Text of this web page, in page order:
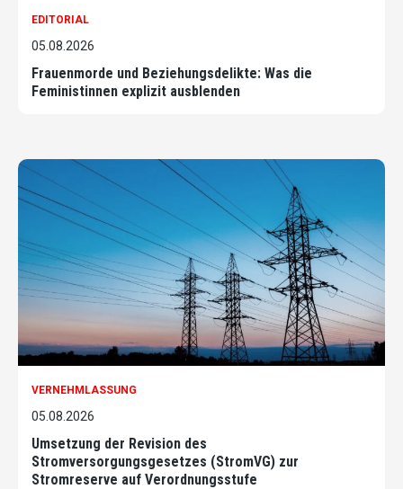
EDITORIAL
05.08.2026
Frauenmorde und Beziehungsdelikte: Was die
Feministinnen explizit ausblenden
VERNEHMLASSUNG
05.08.2026
Umsetzung der Revision des
Stromversorgungsgesetzes (StromVG) zur
Stromreserve auf Verordnungsstufe